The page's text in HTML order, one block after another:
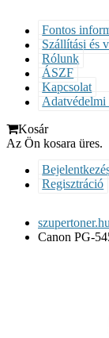
Fontos
Szállítási és
Rólunk
ÁSZF
Kapcsolat
Kosár
Az Ön kosara üres.
Regisztráció
szupertoner.hu
Canon PG-